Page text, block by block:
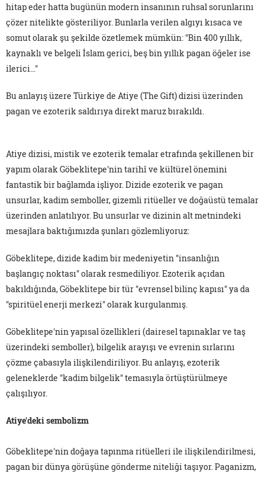
hitap eder hatta bugünün modern insanının ruhsal sorunlarını
çözer nitelikte gösteriliyor. Bunlarla verilen algıyı kısaca ve
somut olarak şu şekilde özetlemek mümkün: "Bin 400 yıllık,
kaynaklı ve belgeli İslam gerici, beş bin yıllık pagan öğeler ise
ilerici…"
Bu anlayış üzere Türkiye de Atiye (The Gift) dizisi üzerinden
pagan ve ezoterik saldırıya direkt maruz bırakıldı.
Atiye dizisi, mistik ve ezoterik temalar etrafında şekillenen bir
yapım olarak Göbeklitepe'nin tarihî ve kültürel önemini
fantastik bir bağlamda işliyor. Dizide ezoterik ve pagan
unsurlar, kadim semboller, gizemli ritüeller ve doğaüstü temalar
üzerinden anlatılıyor. Bu unsurlar ve dizinin alt metnindeki
mesajlara baktığımızda şunları gözlemliyoruz:
Göbeklitepe, dizide kadim bir medeniyetin "insanlığın
başlangıç noktası" olarak resmediliyor. Ezoterik açıdan
bakıldığında, Göbeklitepe bir tür "evrensel bilinç kapısı" ya da
"spiritüel enerji merkezi" olarak kurgulanmış.
Göbeklitepe'nin yapısal özellikleri (dairesel tapınaklar ve taş
üzerindeki semboller), bilgelik arayışı ve evrenin sırlarını
çözme çabasıyla ilişkilendiriliyor. Bu anlayış, ezoterik
geleneklerde "kadim bilgelik" temasıyla örtüştürülmeye
çalışılıyor.
Atiye'deki sembolizm
Göbeklitepe'nin doğaya tapınma ritüelleri ile ilişkilendirilmesi,
pagan bir dünya görüşüne gönderme niteliği taşıyor. Paganizm,